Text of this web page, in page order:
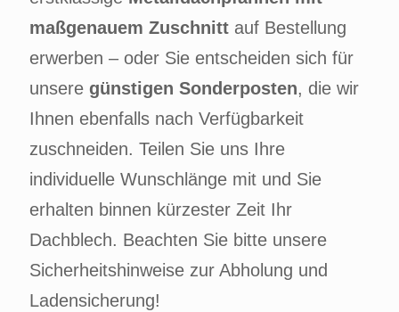
maßgenauem Zuschnitt auf Bestellung
erwerben – oder Sie entscheiden sich für
unsere günstigen Sonderposten, die wir
Ihnen ebenfalls nach Verfügbarkeit
zuschneiden. Teilen Sie uns Ihre
individuelle Wunschlänge mit und Sie
erhalten binnen kürzester Zeit Ihr
Dachblech. Beachten Sie bitte unsere
Sicherheitshinweise zur Abholung und
Ladensicherung!